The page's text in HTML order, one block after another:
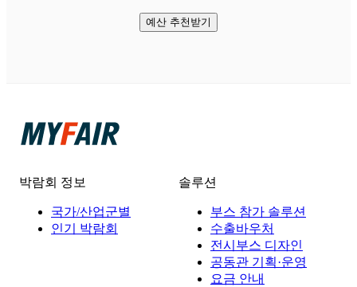
예산 추천받기
박람회 정보
국가/산업군별
인기 박람회
솔루션
부스 참가 솔루션
수출바우처
전시부스 디자인
공동관 기획·운영
요금 안내